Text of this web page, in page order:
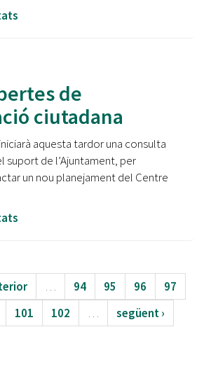
de
ciutadana
aquesta tardor una consulta
suport de l’Ajuntament, per
un nou planejament del Centre
… 94 95 96
97
101 102 …
següent ›